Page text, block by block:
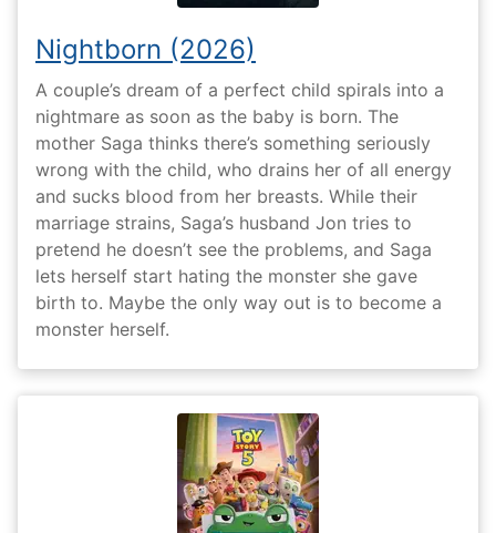
Nightborn (2026)
A couple’s dream of a perfect child spirals into a
nightmare as soon as the baby is born. The
mother Saga thinks there’s something seriously
wrong with the child, who drains her of all energy
and sucks blood from her breasts. While their
marriage strains, Saga’s husband Jon tries to
pretend he doesn’t see the problems, and Saga
lets herself start hating the monster she gave
birth to. Maybe the only way out is to become a
monster herself.